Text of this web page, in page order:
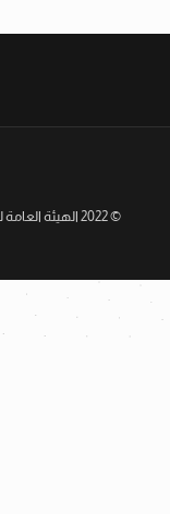
© 2022 الهيئة العامة للتخطيط العمراني - جميع الحقوق محفوظة